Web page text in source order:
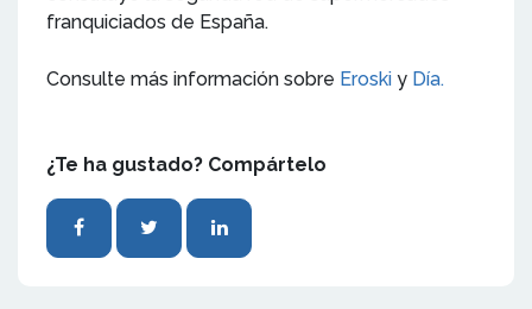
franquiciados de España.
Consulte más información sobre Eroski y Día.
¿Te ha gustado? Compártelo